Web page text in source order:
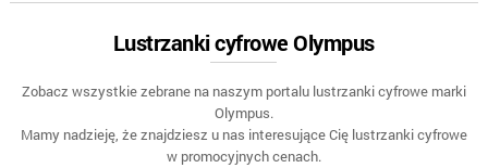
Lustrzanki cyfrowe Olympus
Zobacz wszystkie zebrane na naszym portalu lustrzanki cyfrowe marki
Olympus.
Mamy nadzieję, że znajdziesz u nas interesujące Cię lustrzanki cyfrowe
w promocyjnych cenach.